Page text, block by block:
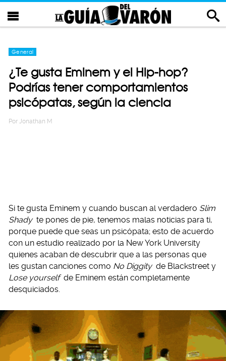
General
¿Te gusta Eminem y el Hip-hop?
Podrías tener comportamientos
psicópatas, según la ciencia
Por Jonathan M
Si te gusta Eminem y cuando buscan al verdadero Slim
Shady te pones de pie, tenemos malas noticias para ti,
porque puede que seas un psicópata; esto de acuerdo
con un estudio realizado por la New York University
quienes acaban de descubrir que a las personas que
les gustan canciones como No Diggity de Blackstreet y
Lose yourselfde Eminem están completamente
desquiciados.